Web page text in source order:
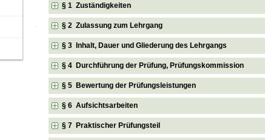
§ 1 Zuständigkeiten
§ 2 Zulassung zum Lehrgang
§ 3 Inhalt, Dauer und Gliederung des Lehrgangs
§ 4 Durchführung der Prüfung, Prüfungskommission
§ 5 Bewertung der Prüfungsleistungen
§ 6 Aufsichtsarbeiten
§ 7 Praktischer Prüfungsteil